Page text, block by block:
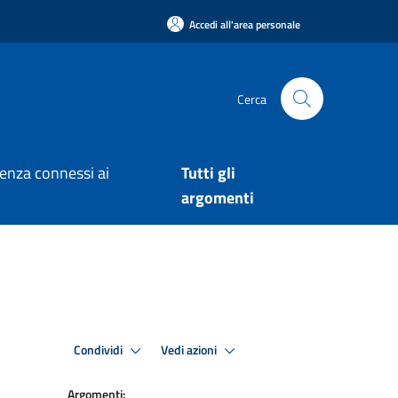
Accedi all'area personale
Cerca
connessi ai
Tutti gli
argomenti
Condividi Vedi azioni
Argomenti: